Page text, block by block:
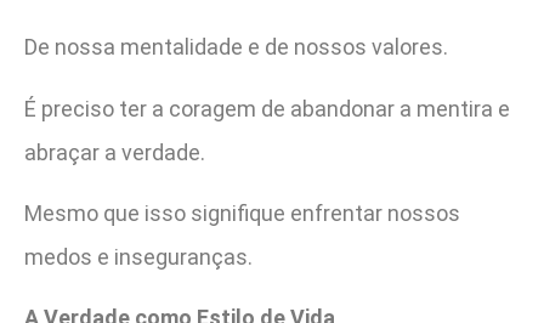
De nossa mentalidade e de nossos valores.
É preciso ter a coragem de abandonar a mentira e
abraçar a verdade.
Mesmo que isso signifique enfrentar nossos
medos e inseguranças.